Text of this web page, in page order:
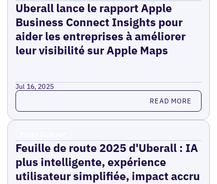
Uberall lance le rapport Apple
Business Connect Insights pour
aider les entreprises à améliorer
leur visibilité sur Apple Maps
Jul 16, 2025
Read more READ MORE
Feuille de route 2025 d'Uberall : IA
plus intelligente, expérience
utilisateur simplifiée, impact accru